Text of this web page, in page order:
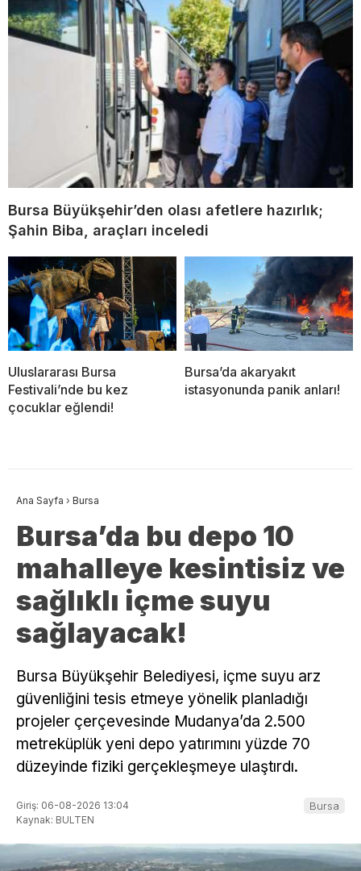
Bursa Büyükşehir’den olası afetlere hazırlık;
Şahin Biba, araçları inceledi
Uluslararası Bursa
Festivali’nde bu kez
çocuklar eğlendi!
Bursa’da akaryakıt
istasyonunda panik anları!
Ana Sayfa › Bursa
Bursa’da bu depo 10
mahalleye kesintisiz ve
sağlıklı içme suyu
sağlayacak!
Bursa Büyükşehir Belediyesi, içme suyu arz
güvenliğini tesis etmeye yönelik planladığı
projeler çerçevesinde Mudanya’da 2.500
metreküplük yeni depo yatırımını yüzde 70
düzeyinde fiziki gerçekleşmeye ulaştırdı.
Giriş: 06-08-2026 13:04
Kaynak: BULTEN
Bursa